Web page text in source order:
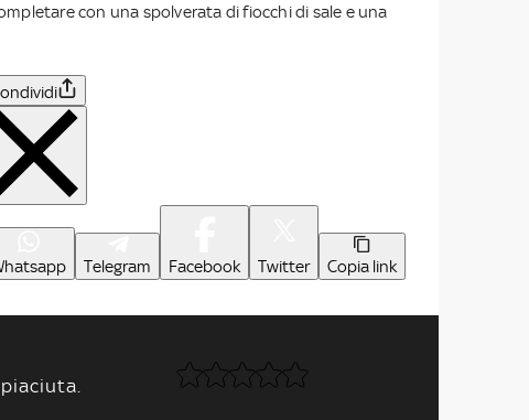
con una spolverata di fiocchi di sale e una
Telegram Facebook Twitter Copia link